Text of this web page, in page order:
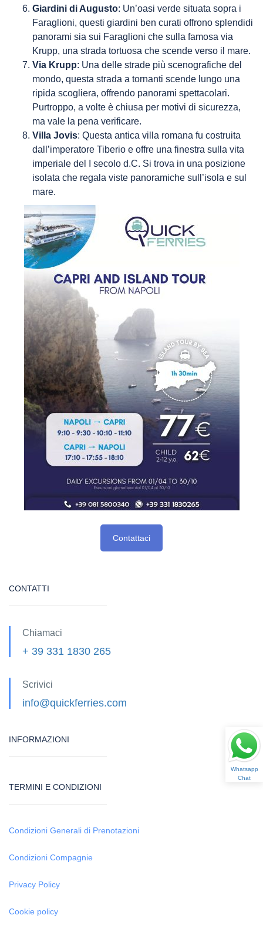
Giardini di Augusto: Un’oasi verde situata sopra i
Faraglioni, questi giardini ben curati offrono splendidi
panorami sia sui Faraglioni che sulla famosa via
Krupp, una strada tortuosa che scende verso il mare.
Via Krupp: Una delle strade più scenografiche del
mondo, questa strada a tornanti scende lungo una
ripida scogliera, offrendo panorami spettacolari.
Purtroppo, a volte è chiusa per motivi di sicurezza,
ma vale la pena verificare.
Villa Jovis: Questa antica villa romana fu costruita
dall’imperatore Tiberio e offre una finestra sulla vita
imperiale del I secolo d.C. Si trova in una posizione
isolata che regala viste panoramiche sull’isola e sul
mare.
Contattaci
CONTATTI
Chiamaci
+ 39 331 1830 265
Scrivici
info@quickferries.com
INFORMAZIONI
TERMINI E CONDIZIONI
Condizioni Generali di Prenotazioni
Condizioni Compagnie
Privacy Policy
Cookie policy
Whatsapp
Chat